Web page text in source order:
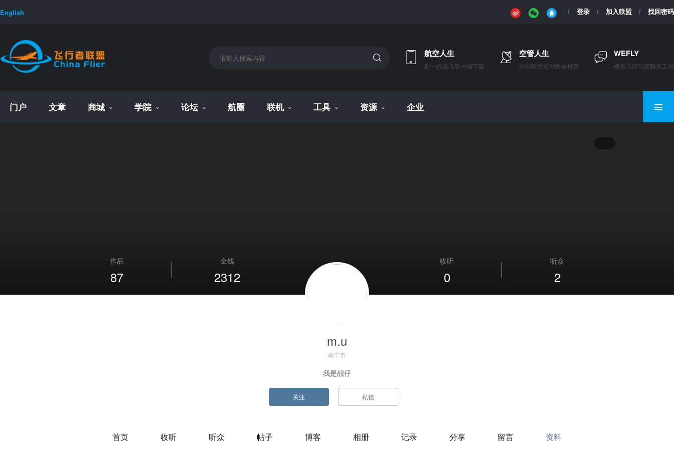
English 登录 加入联盟 找回密码
航空人生
新一代连飞客户端下载
空管人生
中国航空运动协会推荐
WEFLY
模拟飞行玩家聊天工具
门户 文章 商城 学院 论坛 航圈 联机 工具 资源 企业
作品
87
金钱
2312
听众
2
收听
0
m.u
南宁市
我是靓仔
首页 收听 听众 帖子 博客 相册 记录 分享 留言 资料